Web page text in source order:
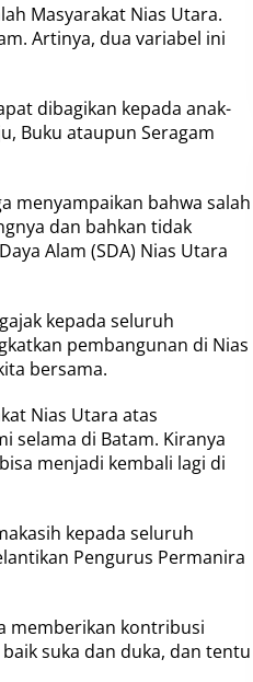
Masyarakat Nias Utara.
Artinya, dua variabel ini
dibagikan kepada anak-
Buku ataupun Seragam
menyampaikan bahwa salah
dan bahkan tidak
Alam (SDA) Nias Utara
kepada seluruh
pembangunan di Nias
bersama.
Nias Utara atas
selama di Batam. Kiranya
menjadi kembali lagi di
kepada seluruh
Pengurus Permanira
memberikan kontribusi
suka dan duka, dan tentu